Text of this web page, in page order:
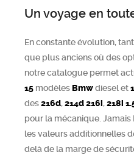
Un voyage en
En constante évolution,
que plus anciens où des
notre catalogue permet
15 modèles Bmwdiesel et
des216d,214d216i,218i
pour la mécanique. Jamais
les valeurs additionnelles
delà de la marge de